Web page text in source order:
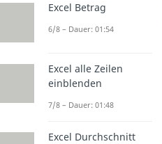
Excel Betrag
6/8 – Dauer: 01:54
Excel alle Zeilen
einblenden
7/8 – Dauer: 01:48
Excel Durchschnitt